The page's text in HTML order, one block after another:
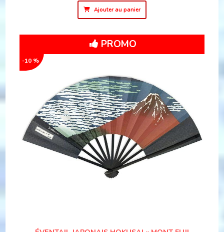
Ajouter au panier
PROMO
-10 %